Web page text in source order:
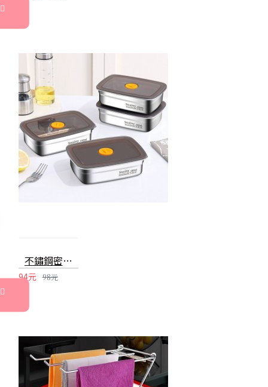
不鏽鋼密封保鮮盒 便當盒 保鮮盒 真空保鮮盒 飯盒 餐盒 收納盒 密封盒
94元 98元